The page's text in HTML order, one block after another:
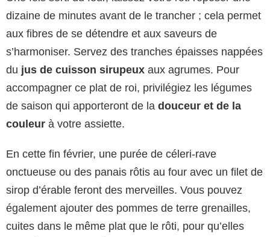
dizaine de minutes avant de le trancher ; cela permet
aux fibres de se détendre et aux saveurs de
s’harmoniser. Servez des tranches épaisses nappées
du jus de cuisson sirupeux aux agrumes. Pour
accompagner ce plat de roi, privilégiez les légumes
de saison qui apporteront de la douceur et de la
couleur à votre assiette.
En cette fin février, une purée de céleri-rave
onctueuse ou des panais rôtis au four avec un filet de
sirop d’érable feront des merveilles. Vous pouvez
également ajouter des pommes de terre grenailles,
cuites dans le même plat que le rôti, pour qu’elles